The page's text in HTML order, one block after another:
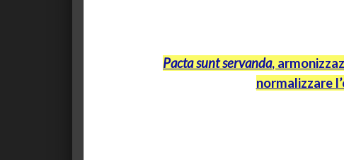
Pactasuntservanda,
normalizzare